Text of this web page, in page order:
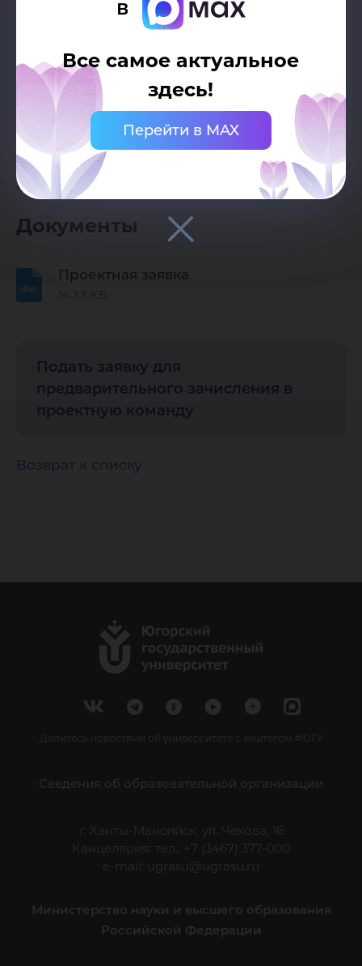
в
Все самое актуальное
здесь!
Перейти в MAX
#гуманитарная помощь #сборХМ
Тип заказчика:Внешний
Вид проекта:Социальный: Обучение
Сфера проекта:
Маркетинг, реклама,
PR / Социальные сети
Документы
Проектная заявка
Подать заявку для
предварительного зачисления в
проектную команду
Возврат к списку
Делитесь новостями об университете с хештегом #ЮГУ
Сведения об образовательной организации
г. Ханты-Мансийск, ул. Чехова, 16
Канцелярия: тел.: +7 (3467) 377-000
e-mail:
ugrasu@ugrasu.ru
Министерство науки и высшего образования
Российской Федерации